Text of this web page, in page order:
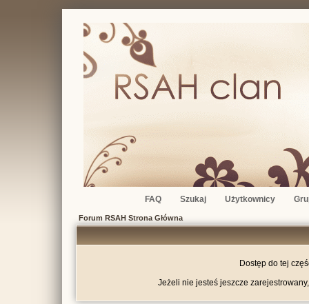
FAQ Szukaj Użytkownicy
Forum RSAH Strona Główna
Dostęp do tej
Jeżeli nie jesteś jeszcze